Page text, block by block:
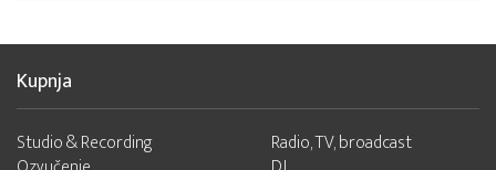
Kupnja
Studio & Recording
Radio, TV, broadcast